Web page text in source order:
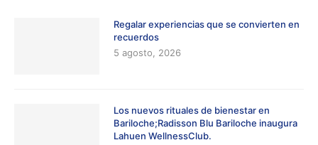
Regalar experiencias que se convierten en
recuerdos
5 agosto, 2026
Los nuevos rituales de bienestar en
Bariloche;Radisson Blu Bariloche inaugura
Lahuen WellnessClub.